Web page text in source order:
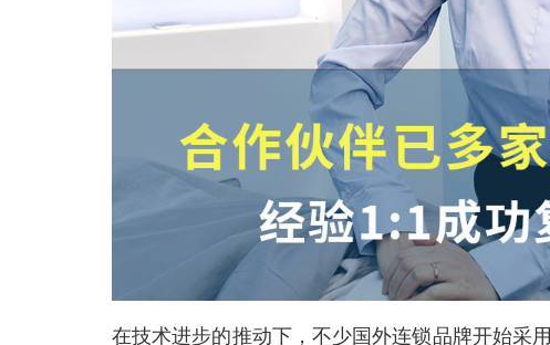
在技术进步的推动下，不少国外连锁品牌开始采